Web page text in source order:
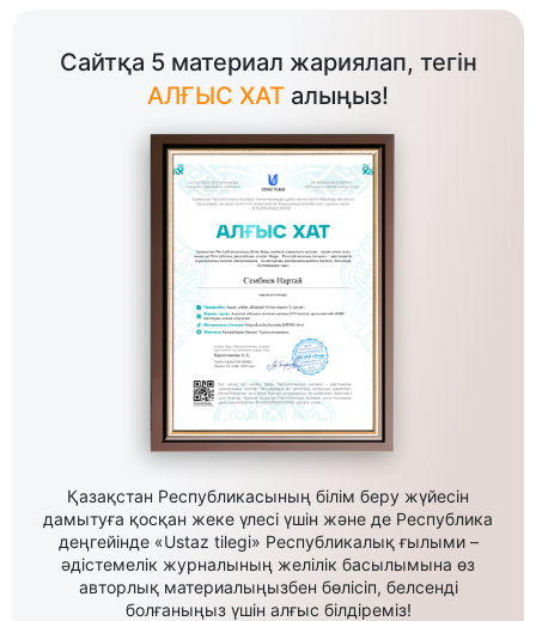
Сайтқа 5 материал жариялап, тегін
АЛҒЫС ХАТ алыңыз!
Қазақстан Республикасының білім беру жүйесін
дамытуға қосқан жеке үлесі үшін және де Республика
деңгейінде «Ustaz tilegi» Республикалық ғылыми –
әдістемелік журналының желілік басылымына өз
авторлық материалыңызбен бөлісіп, белсенді
болғаныңыз үшін алғыс білдіреміз!